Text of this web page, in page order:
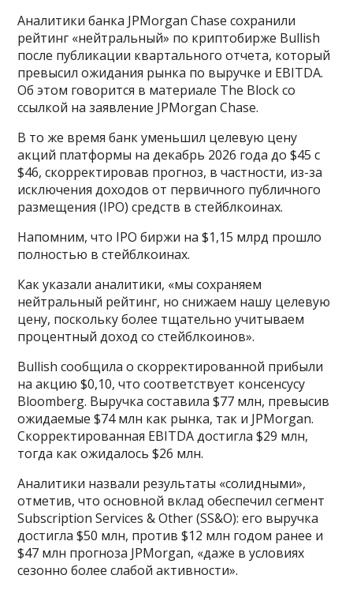
Аналитики банка JPMorgan Chase сохранили
рейтинг «нейтральный» по криптобирже Bullish
после публикации квартального отчета, который
превысил ожидания рынка по выручке и EBITDA.
Об этом говорится в материале The Block со
ссылкой на заявление JPMorgan Chase.
В то же время банк уменьшил целевую цену
акций платформы на декабрь 2026 года до $45 с
$46, скорректировав прогноз, в частности, из-за
исключения доходов от первичного публичного
размещения (IPO) средств в стейблкоинах.
Напомним, что IPO биржи на $1,15 млрд прошло
полностью в стейблкоинах.
Как указали аналитики, «мы сохраняем
нейтральный рейтинг, но снижаем нашу целевую
цену, поскольку более тщательно учитываем
процентный доход со стейблкоинов».
Bullish сообщила о скорректированной прибыли
на акцию $0,10, что соответствует консенсусу
Bloomberg. Выручка составила $77 млн, превысив
ожидаемые $74 млн как рынка, так и JPMorgan.
Скорректированная EBITDA достигла $29 млн,
тогда как ожидалось $26 млн.
Аналитики назвали результаты «солидными»,
отметив, что основной вклад обеспечил сегмент
Subscription Services & Other (SS&O): его выручка
достигла $50 млн, против $12 млн годом ранее и
$47 млн прогноза JPMorgan, «даже в условиях
сезонно более слабой активности».